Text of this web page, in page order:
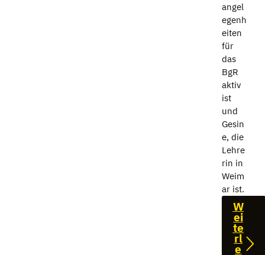
angel
egenh
eiten
für
das
BgR
aktiv
ist
und
Gesin
e, die
Lehre
rin in
Weim
ar ist.
W
ei
te
rl
e